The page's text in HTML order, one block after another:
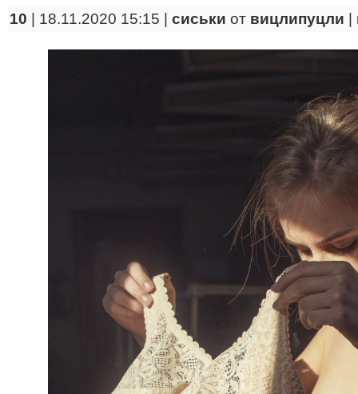
10 | 18.11.2020 15:15 | сиськи от вицлипуцли